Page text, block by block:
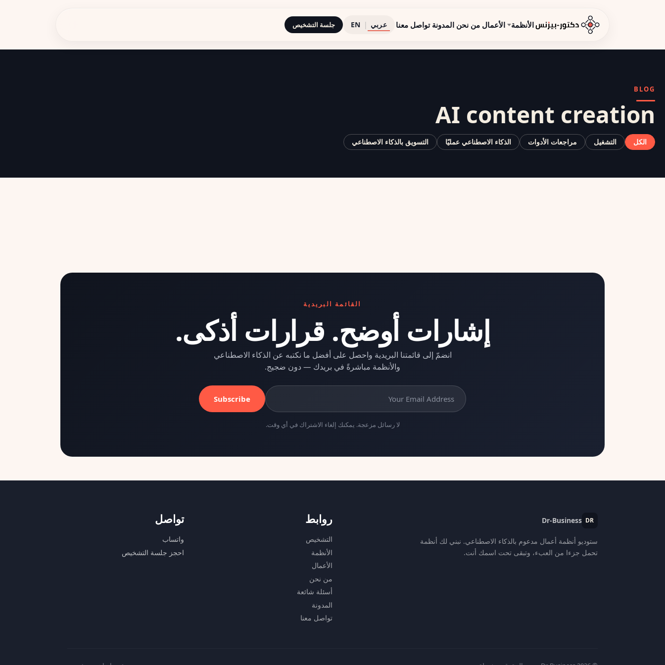
الأنظمة الأعمال من نحن المدونة تواصل معنا عربي |
EN جلسة التشخيص
BLOG
AI content creation
الكل التشغيل مراجعات الأدوات الذكاء الاصطناعي عمليًا التسويق بالذكاء الاصطناعي
القائمة البريدية
إشارات أوضح. قرارات أذكى.
انضمّ إلى قائمتنا البريدية واحصل على أفضل ما نكتبه عن الذكاء الاصطناعي
والأنظمة مباشرةً في بريدك — دون ضجيج.
Subscribe
لا رسائل مزعجة. يمكنك إلغاء الاشتراك في أي وقت.
DR
Dr-Business
ستوديو أنظمة أعمال مدعوم بالذكاء الاصطناعي. نبني لك أنظمة
تحمل جزءا من العبء، وتبقى تحت اسمك أنت.
روابط
التشخيص
الأنظمة
الأعمال
من نحن
أسئلة شائعة
المدونة
تواصل معنا
تواصل
واتساب
احجز جلسة التشخيص